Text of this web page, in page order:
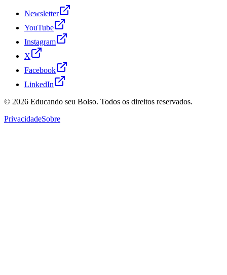
Newsletter
YouTube
Instagram
X
Facebook
LinkedIn
© 2026 Educando seu Bolso. Todos os direitos reservados.
PrivacidadeSobre